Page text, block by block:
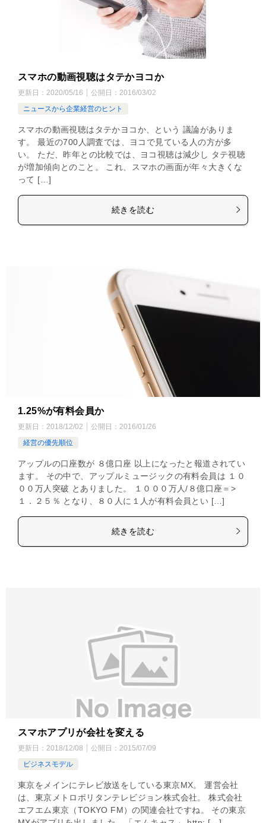
スマホの動画視聴はタテかヨコか
更新日： 2020/05/16 公開日： 2016/03/02
ニュースから企業経営のヒント
スマホの動画視聴はタテかヨコか、という 議論がありま
す。 最近の700人調査では、ヨコで見ている人の方が多
い。 ただ、昨年との比較では、ヨコ視聴は減少し タテ視聴
が増加傾向とのこと。 これ、スマホの画面が年々大きくな
って […]
続きを読む
1.25%が有料会員か
更新日： 2018/12/02 公開日： 2016/01/26
経営の優先順位
アップルの口座数が ８億口座 以上になったと報道されてい
ます。 その中で、アップルミュージックの有料会員は １０
００万人突破 とありました。 １０００万人/８億口座＝>
１．２５％ となり、８０人に１人が有料会員とい […]
続きを読む
スマホアプリが会社を変える
更新日： 2018/12/08 公開日： 2015/07/09
ビジネスモデル
東京をメインにテレビ放送をしている東京MX。 運営会社
は、東京メトロポリタンテレビジョン株式会社。 株式会社
エフエム東京（TOKYO FM）の関連会社ですね。 その東京